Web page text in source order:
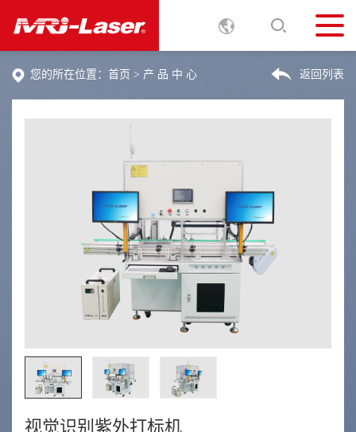
您的所在位置：首页 > 产 品 中 心 返回列表
视觉识别紫外打标机